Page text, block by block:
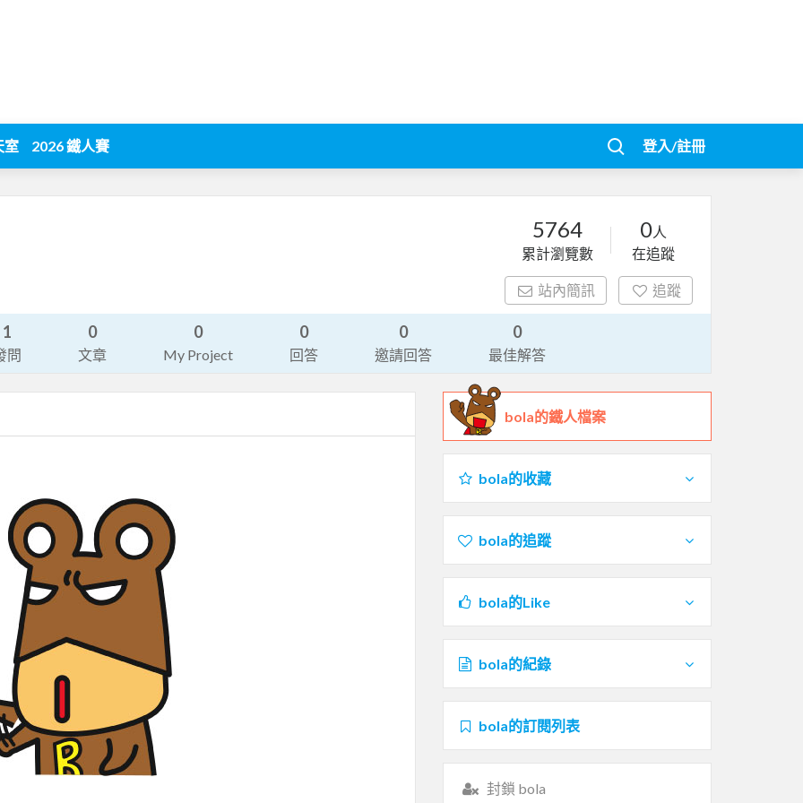
室 2026 鐵人賽 登入/註冊
5764
累計瀏覽數
0人
在追蹤
站內簡訊 追蹤
1
問
0
文章
0
My Project
0
回答
0
邀請回答
0
最佳解答
bola的鐵人檔案
bola的收藏
bola的追蹤
bola的Like
bola的紀錄
bola的訂閱列表
封鎖 bola